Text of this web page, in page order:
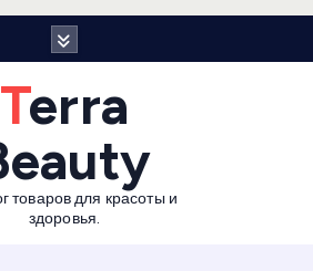
Terra
товаров для красоты и
здоровья.